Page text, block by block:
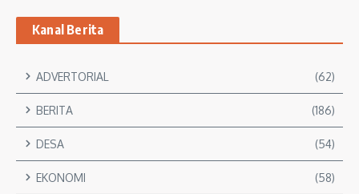
Kanal Berita
ADVERTORIAL (62)
BERITA (186)
DESA (54)
EKONOMI (58)